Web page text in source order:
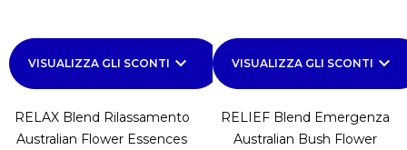
VISUALIZZA GLI SCONTI keyboard_arrow_down
RELAX Blend Rilassamento
Australian Flower Essences
VISUALIZZA GLI SCONTI keyboard_arrow_down
RELIEF Blend Emergenza
Australian Bush Flower